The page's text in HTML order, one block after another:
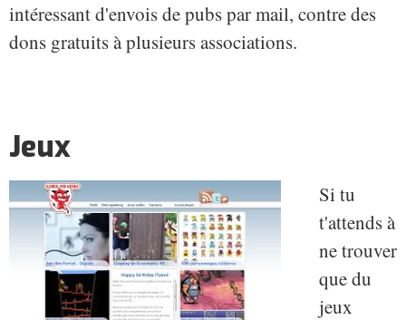
intéressant d'envois de pubs par mail, contre des
dons gratuits à plusieurs associations.
Jeux
Si tu
t'attends à
ne trouver
que du
jeux